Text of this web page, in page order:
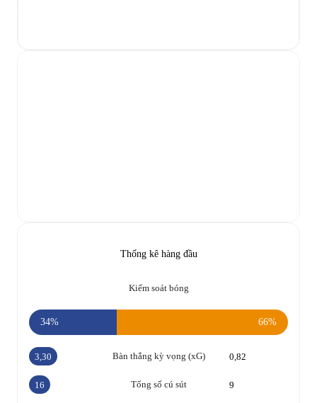
Thống kê hàng đầu
Kiểm soát bóng
34% 66%
Bàn thắng kỳ vọng (xG)
3,30 0,82
Tổng số cú sút
16 9